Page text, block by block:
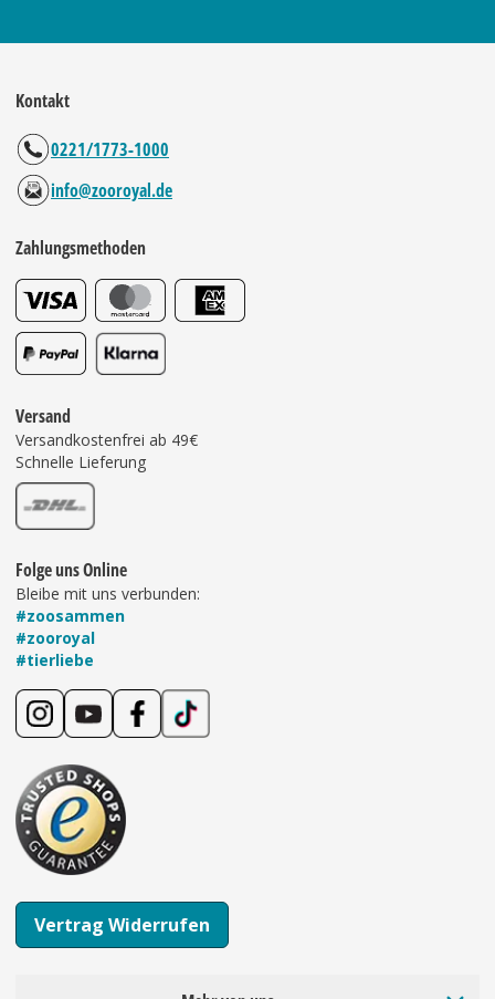
Kontakt
0221/1773-1000
info@zooroyal.de
Zahlungsmethoden
Versand
Versandkostenfrei ab 49€
Schnelle Lieferung
Folge uns Online
Bleibe mit uns verbunden:
#zoosammen
#zooroyal
#tierliebe
Vertrag Widerrufen